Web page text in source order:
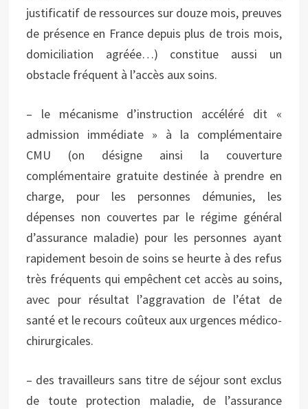
justificatif de ressources sur douze mois, preuves
de présence en France depuis plus de trois mois,
domiciliation agréée…) constitue aussi un
obstacle fréquent à l’accès aux soins.
– le mécanisme d’instruction accéléré dit «
admission immédiate » à la complémentaire
CMU (on désigne ainsi la couverture
complémentaire gratuite destinée à prendre en
charge, pour les personnes démunies, les
dépenses non couvertes par le régime général
d’assurance maladie) pour les personnes ayant
rapidement besoin de soins se heurte à des refus
très fréquents qui empêchent cet accès au soins,
avec pour résultat l’aggravation de l’état de
santé et le recours coûteux aux urgences médico-
chirurgicales.
– des travailleurs sans titre de séjour sont exclus
de toute protection maladie, de l’assurance